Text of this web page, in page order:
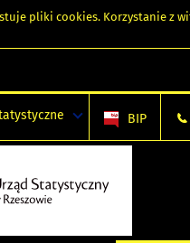
pliki cookies. Korzystanie z
BIP